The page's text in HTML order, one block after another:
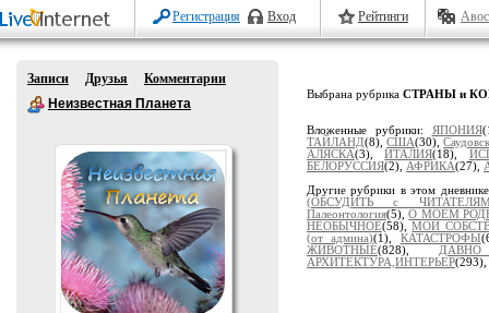
Регистрация Вход Рейтинги
Записи Друзья
Комментарии
Неизвестная Планета
Выбрана рубрика СТРАНЫ и
Вложенные рубрики: ЯПОНИЯ
ТАЙЛАНД(8),США(30),
АЛЯСКА(3),ИТАЛИЯ(18),
БЕЛОРУССИЯ(2), АФРИКА(27),
Другие рубрики в этом
(ОБСУДИТЬ с
Палеонтология(5),О МОЕМ
НЕОБЫЧНОЕ(58),МОИ
(от админа)(1), КАТАСТРОФЫ
ЖИВОТНЫЕ(828),
АРХИТЕКТУРА,ИНТЕРЬЕР(293),